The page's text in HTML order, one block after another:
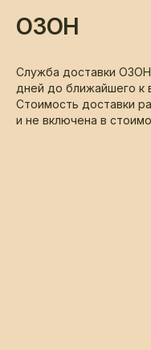
ОЗОН
Служба доставки
дней до ближайшего к
Стоимость доставки
и не включена в